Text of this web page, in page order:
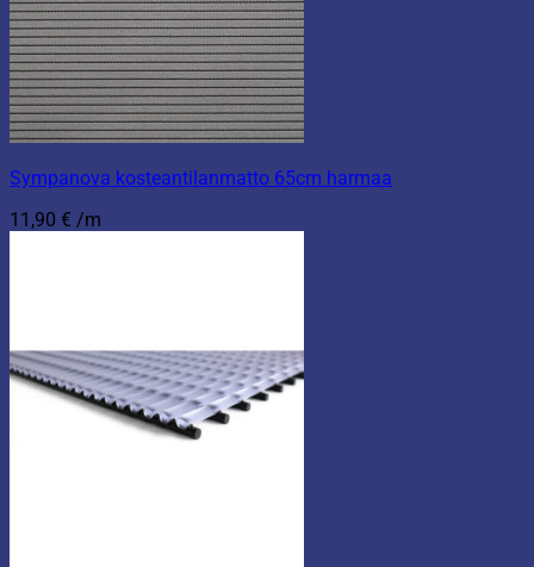
Sympanova kosteantilanmatto 65cm harmaa
11,90 € /m